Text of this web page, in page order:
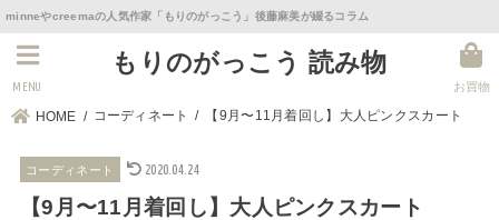
minneやcreemaの人気作家「もりのがっこう」後藤麻美が綴るコラム
もりのがっこう 読み物
お買物
MENU
HOME コーディネート 【9月〜11月着回し】大人ピンクスカート
コーディネート 2020.04.24
【9月〜11月着回し】大人ピンクスカート